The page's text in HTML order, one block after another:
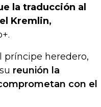
la traducción al
Kremlin,
príncipe heredero,
reunión la
con el